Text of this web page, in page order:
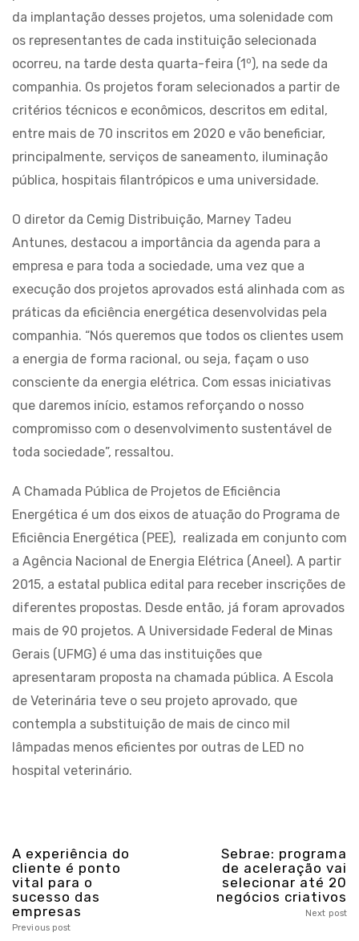
da implantação desses projetos, uma solenidade com
os representantes de cada instituição selecionada
ocorreu, na tarde desta quarta-feira (1o), na sede da
companhia. Os projetos foram selecionados a partir de
critérios técnicos e econômicos, descritos em edital,
entre mais de 70 inscritos em 2020 e vão beneficiar,
principalmente, serviços de saneamento, iluminação
pública, hospitais filantrópicos e uma universidade.
O diretor da Cemig Distribuição, Marney Tadeu
Antunes, destacou a importância da agenda para a
empresa e para toda a sociedade, uma vez que a
execução dos projetos aprovados está alinhada com as
práticas da eficiência energética desenvolvidas pela
companhia. “Nós queremos que todos os clientes usem
a energia de forma racional, ou seja, façam o uso
consciente da energia elétrica. Com essas iniciativas
que daremos início, estamos reforçando o nosso
compromisso com o desenvolvimento sustentável de
toda sociedade”, ressaltou.
A Chamada Pública de Projetos de Eficiência
Energética é um dos eixos de atuação do Programa de
Eficiência Energética (PEE), realizada em conjunto com
a Agência Nacional de Energia Elétrica (Aneel). A partir
2015, a estatal publica edital para receber inscrições de
diferentes propostas. Desde então, já foram aprovados
mais de 90 projetos. A Universidade Federal de Minas
Gerais (UFMG) é uma das instituições que
apresentaram proposta na chamada pública. A Escola
de Veterinária teve o seu projeto aprovado, que
contempla a substituição de mais de cinco mil
lâmpadas menos eficientes por outras de LED no
hospital veterinário.
A experiência do
cliente é ponto
vital para o
sucesso das
empresas
Previous post
Sebrae: programa
de aceleração vai
selecionar até 20
negócios criativos
Next post